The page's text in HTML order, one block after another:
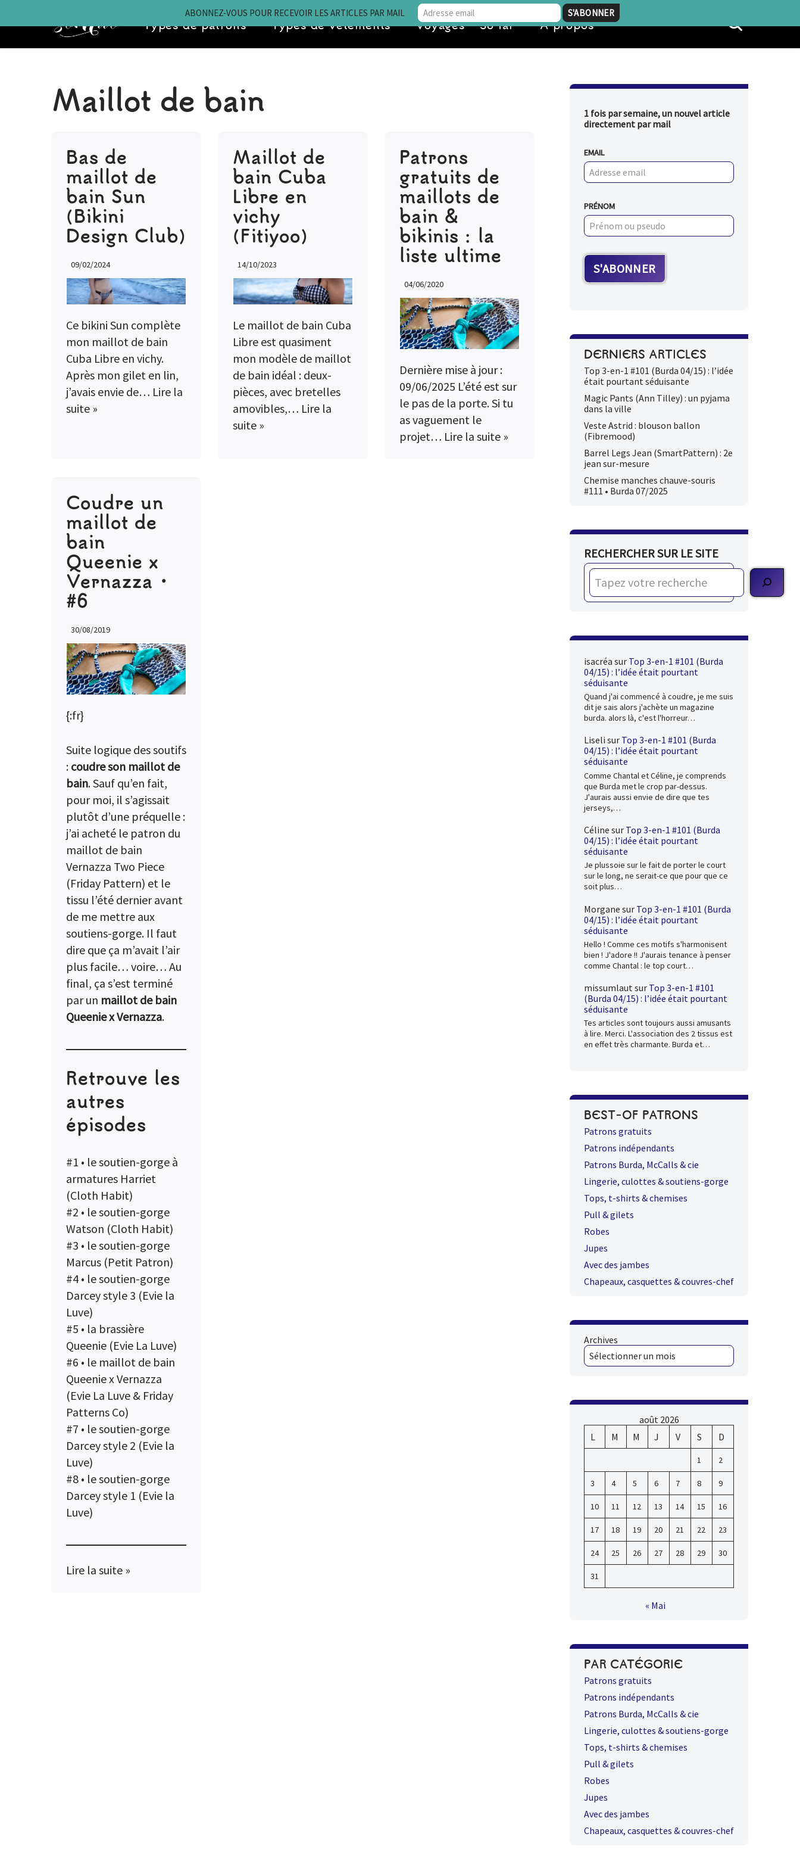
au
Types de patrons Types de vêtements Voyages • So far À propos
Maillot de bain
Bas de
maillot de
bain Sun
(Bikini
Design Club)
09/02/2024
Ce bikini Sun complète
mon maillot de bain
Cuba Libre en vichy.
Après mon gilet en lin,
j’avais envie de… Lire la
suite »
Maillot de
bain Cuba
Libre en
vichy
(Fitiyoo)
14/10/2023
Le maillot de bain Cuba
Libre est quasiment
mon modèle de maillot
de bain idéal : deux-
pièces, avec bretelles
amovibles,… Lire la
suite »
Patrons
gratuits de
maillots de
bain &
bikinis : la
liste ultime
04/06/2020
Dernière mise à jour :
09/06/2025 L’été est sur
le pas de la porte. Si tu
as vaguement le
projet… Lire la suite »
Coudre un
maillot de
bain
Queenie x
Vernazza •
#6
30/08/2019
{:fr}
Suite logique des soutifs
: coudre son maillot de
bain. Sauf qu’en fait,
pour moi, il s’agissait
plutôt d’une préquelle :
j’ai acheté le patron du
maillot de bain
Vernazza Two Piece
(Friday Pattern) et le
tissu l’été dernier avant
de me mettre aux
soutiens-gorge. Il faut
dire que ça m’avait l’air
plus facile… voire… Au
final, ça s’est terminé
par un maillot de bain
Queenie x Vernazza.
Retrouve les
autres
épisodes
#1 • le soutien-gorge à
armatures Harriet
(Cloth Habit)
#2 • le soutien-gorge
Watson (Cloth Habit)
#3 • le soutien-gorge
Marcus (Petit Patron)
#4 • le soutien-gorge
Darcey style 3 (Evie la
Luve)
#5 • la brassière
Queenie (Evie La Luve)
#6 • le maillot de bain
Queenie x Vernazza
(Evie La Luve & Friday
Patterns Co)
#7 • le soutien-gorge
Darcey style 2 (Evie la
Luve)
#8 • le soutien-gorge
Darcey style 1 (Evie la
Luve)
Lire la suite »
1 fois par semaine, un nouvel article
directement par mail
EMAIL
PRÉNOM
DERNIERS ARTICLES
Top 3-en-1 #101 (Burda 04/15) : l’idée
était pourtant séduisante
Magic Pants (Ann Tilley) : un pyjama
dans la ville
Veste Astrid : blouson ballon
(Fibremood)
Barrel Legs Jean (SmartPattern) : 2e
jean sur-mesure
Chemise manches chauve-souris
#111 • Burda 07/2025
RECHERCHER SUR LE SITE
isacréa sur Top 3-en-1 #101 (Burda
04/15) : l’idée était pourtant
séduisante
Quand j'ai commencé à coudre, je me suis
dit je sais alors j'achète un magazine
burda. alors là, c'est l'horreur…
Liseli sur Top 3-en-1 #101 (Burda
04/15) : l’idée était pourtant
séduisante
Comme Chantal et Céline, je comprends
que Burda met le crop par-dessus.
J'aurais aussi envie de dire que tes
jerseys,…
Céline sur Top 3-en-1 #101 (Burda
04/15) : l’idée était pourtant
séduisante
Je plussoie sur le fait de porter le court
sur le long, ne serait-ce que pour que ce
soit plus…
Morgane sur Top 3-en-1 #101 (Burda
04/15) : l’idée était pourtant
séduisante
Hello ! Comme ces motifs s'harmonisent
bien ! J'adore !! J'aurais tenance à penser
comme Chantal : le top court…
missumlautsur Top 3-en-1 #101
(Burda 04/15) : l’idée était pourtant
séduisante
Tes articles sont toujours aussi amusants
à lire. Merci. L'association des 2 tissus est
en effet très charmante. Burda et…
BEST-OF PATRONS
Patrons gratuits
Patrons indépendants
Patrons Burda, McCalls & cie
Lingerie, culottes & soutiens-gorge
Tops, t-shirts & chemises
Pull & gilets
Robes
Jupes
Avec des jambes
Chapeaux, casquettes & couvres-chef
Archives
août 2026
L
M M J V S D
1 2
3 4 5 6 7 8 9
10 11 12 13 14 15 16
17 18 19 20 21 22 23
24 25 26 27 28 29 30
31
« Mai
PAR CATÉGORIE
Patrons gratuits
Patrons indépendants
Patrons Burda, McCalls & cie
Lingerie, culottes & soutiens-gorge
Tops, t-shirts & chemises
Pull & gilets
Robes
Jupes
Avec des jambes
Chapeaux, casquettes & couvres-chef
ABONNEZ-VOUS POUR RECEVOIR LES ARTICLES PAR MAIL